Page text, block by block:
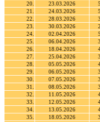
20.
23.03.2026 5
21.
24.03.2026 5
22.
28.03.2026 3
23.
30.03.2026 2
24.
02.04.2026 5
25.
06.04.2026 3
26.
18.04.2026
27.
25.04.2026 3
28.
05.05.2026
29.
06.05.2026 3
30.
07.05.2026 3
31.
08.05.2026 3
32.
11.05.2026
33.
12.05.2026
34.
13.05.2026
35.
18.05.2026 3